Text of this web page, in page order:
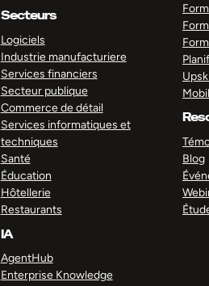
Secteurs
Logiciels
Industrie manufacturiere
Services financiers
Secteur publique
Commerce de détail
Services informatiques et
techniques
Santé
Éducation
Hôtellerie
Restaurants
IA
AgentHub
Enterprise Knowledge
Blog